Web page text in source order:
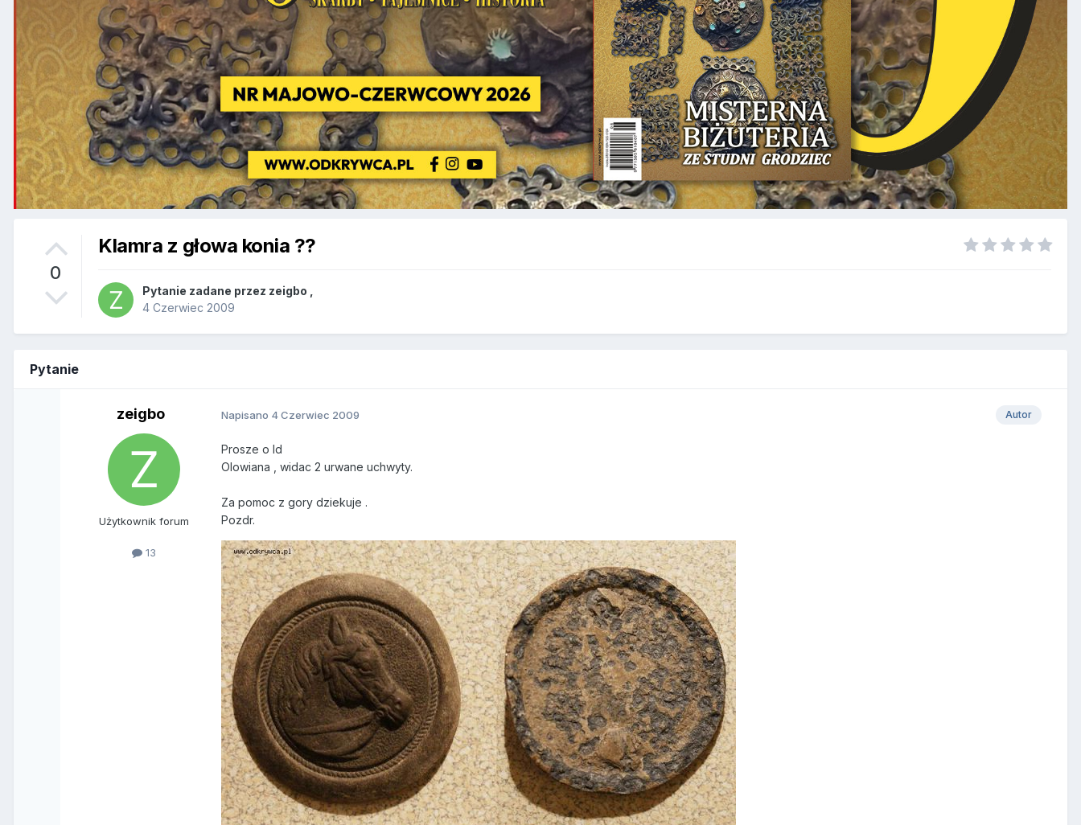
0
Klamra z głowa konia ??
Pytanie zadane przez zeigbo
4 Czerwiec 2009
Pytanie
zeigbo
Użytkownik forum
13
Autor
Napisano 4 Czerwiec 2009
Prosze o Id
Olowiana , widac 2 urwane uchwyty.
Za pomoc z gory dziekuje .
Pozdr.